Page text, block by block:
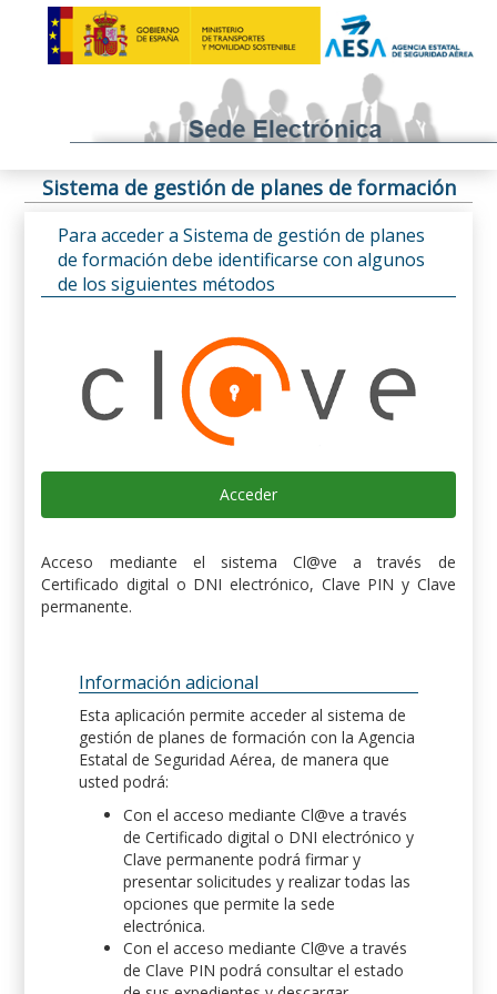
Sistema de gestión de planes de formación
Para acceder a Sistema de gestión de planes
de formación debe identificarse con algunos
de los siguientes métodos
Acceder
Acceso mediante el sistema Cl@ve a través de
Certificado digital o DNI electrónico, Clave PIN y Clave
permanente.
Información adicional
Esta aplicación permite acceder al sistema de
gestión de planes de formación con la Agencia
Estatal de Seguridad Aérea, de manera que
usted podrá:
Con el acceso mediante Cl@ve a través
de Certificado digital o DNI electrónico y
Clave permanente podrá firmar y
presentar solicitudes y realizar todas las
opciones que permite la sede
electrónica.
Con el acceso mediante Cl@ve a través
de Clave PIN podrá consultar el estado